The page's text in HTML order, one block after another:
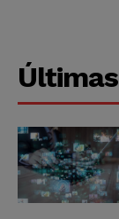
Últimas